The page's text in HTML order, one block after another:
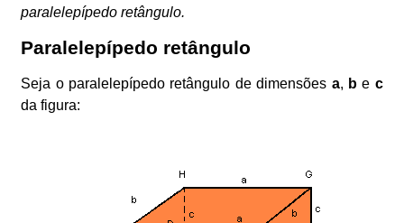
paralelepípedo retângulo.
Paralelepípedo retângulo
Seja o paralelepípedo retângulo de dimensões a, be c
da figura: